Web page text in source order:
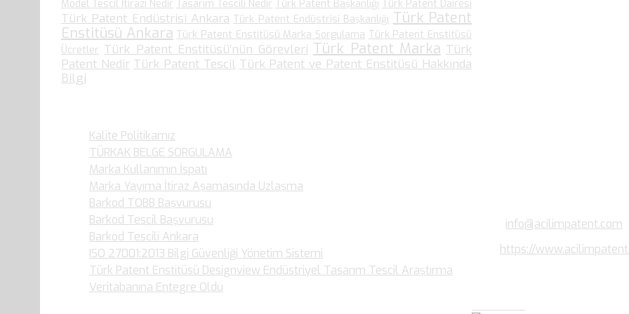
Model Tescil İtirazı Nedir Tasarım Tescili Nedir Türk Patent Başkanlığı Türk Patent Dairesi
Türk Patent Endüstrisi Ankara Türk Patent Endüstrisi Başkanlığı Türk Patent
Enstitüsü Ankara Türk Patent Enstitüsü Marka Sorgulama Türk Patent Enstitüsü
Ücretler Türk Patent Enstitüsü’nün Görevleri Türk Patent Marka Türk
Patent Nedir Türk Patent Tescil Türk Patent ve Patent Enstitüsü Hakkında
Bilgi
Kalite Politikamız
TÜRKAK BELGE SORGULAMA
Marka Kullanımın İspatı
Marka Yayıma İtiraz Aşamasında Uzlaşma
Barkod TOBB Başvurusu
Barkod Tescil Başvurusu
Barkod Tescili Ankara
ISO 27001:2013 Bilgi Güvenliği Yönetim Sistemi
Türk Patent Enstitüsü Designview Endüstriyel Tasarım Tescil Araştırma
Veritabanına Entegre Oldu
info@acilimpatent.com
https://